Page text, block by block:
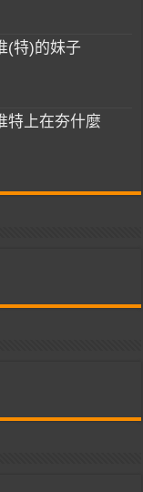
(特)的妹子
特上在夯什麼